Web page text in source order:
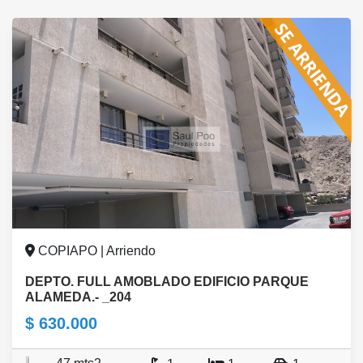
COPIAPO | Arriendo
DEPTO. FULL AMOBLADO EDIFICIO PARQUE
ALAMEDA.- _204
$ 630.000